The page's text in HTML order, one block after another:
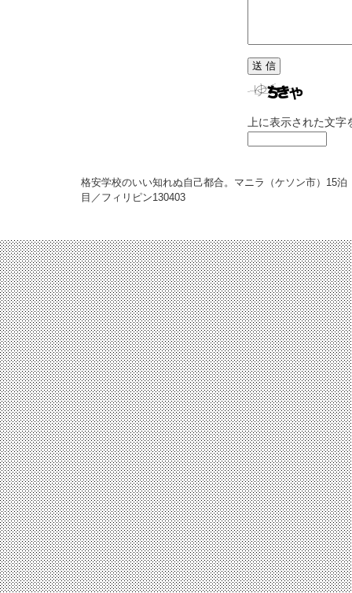
上に表示された文
格安学校のいい知れぬ自己都合。マニラ（ケソン市）15泊
目／フィリピン130403